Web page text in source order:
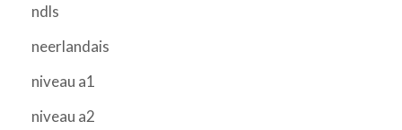
ndls
neerlandais
niveau a1
niveau a2